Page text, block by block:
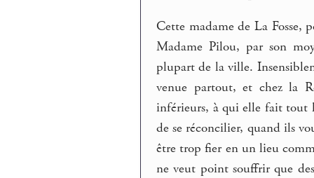
Cette madame de La Fosse,
Madame Pilou, par son
plupart de la ville.
venue partout, et chez la
inférieurs, à qui elle fait tout
de se réconcilier, quand ils
être trop fier en un lieu
ne veut point souffrir que